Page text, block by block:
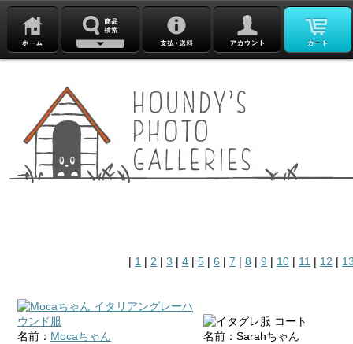
| 1 | 2 | 3 | 4 | 5 | 6 | 7 | 8 | 9 | 10 | 11 | 12 |
名前： Mocaちゃん
名前：Sarahちゃん